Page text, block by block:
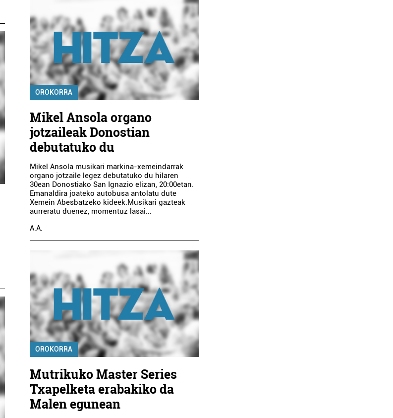
OROKORRA
Mikel Ansola organo
jotzaileak Donostian
debutatuko du
Mikel Ansola musikari markina-xemeindarrak
organo jotzaile legez debutatuko du hilaren
30ean Donostiako San Ignazio elizan, 20:00etan.
Emanaldira joateko autobusa antolatu dute
Xemein Abesbatzeko kideek.Musikari gazteak
aurreratu duenez, momentuz lasai...
A.A.
OROKORRA
Mutrikuko Master Series
Txapelketa erabakiko da
Malen egunean